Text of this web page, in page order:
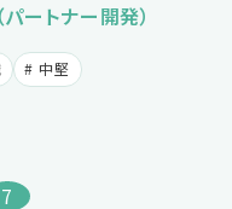
ートナー開発）
中堅
7